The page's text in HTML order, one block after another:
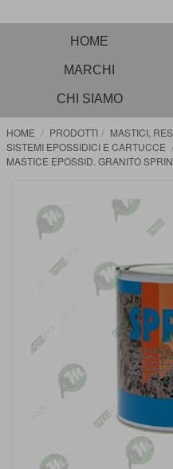
HOME
MARCHI
CHI SIAMO
HOME PRODOTTI
MASTICI,
SISTEMI EPOSSIDICI E CARTUCCE
MASTICE EPOSSID. GRANITO